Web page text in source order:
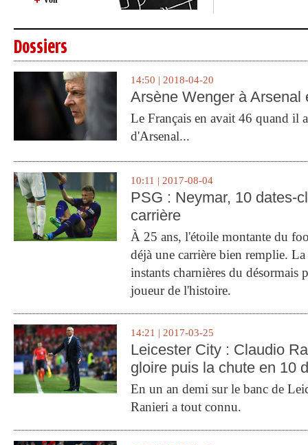
Dossiers
14:50 | 2018-04-20
Arsène Wenger à Arsenal
Le Français en avait 46 quand il
d'Arsenal...
10:11 | 2017-08-04
PSG : Neymar, 10 dates-
carrière
À 25 ans, l'étoile montante du
déjà une carrière bien remplie.
instants charnières du désormais
joueur de l'histoire.
14:21 | 2017-03-25
Leicester City : Claudio
gloire puis la chute en 10
En un an demi sur le banc de
Ranieri a tout connu.